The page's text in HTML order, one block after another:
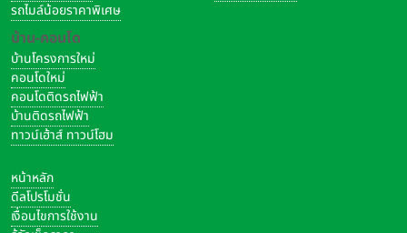
รถไมล์น้อยราคาพิเศษ
บ้าน-คอนโด
บ้านโครงการใหม่
คอนโดใหม่
คอนโดติดรถไฟฟ้า
บ้านติดรถไฟฟ้า
ทาวน์เฮ้าส์ ทาวน์โฮม
หน้าหลัก
ดีลโปรโมชั่น
เงื่อนไขการใช้งาน